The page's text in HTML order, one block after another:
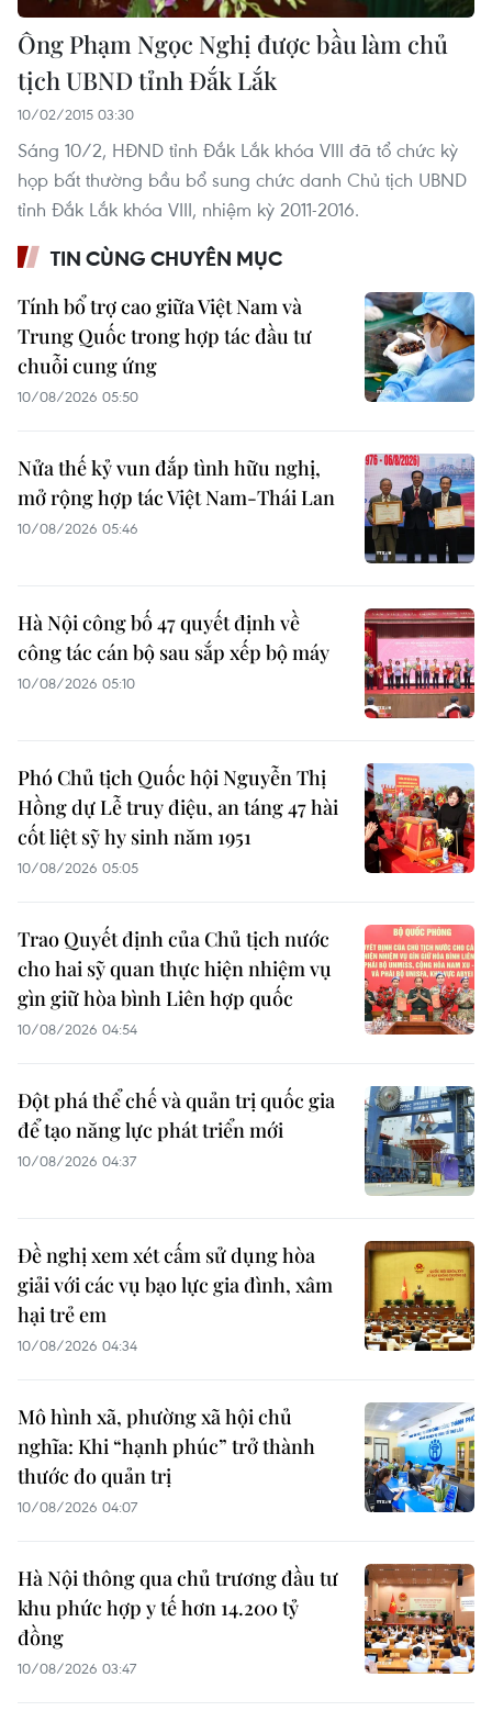
Ông Phạm Ngọc Nghị được bầu làm chủ
tịch UBND tỉnh Đắk Lắk
10/02/2015 03:30
Sáng 10/2, HĐND tỉnh Đắk Lắk khóa VIII đã tổ chức kỳ
họp bất thường bầu bổ sung chức danh Chủ tịch UBND
tỉnh Đắk Lắk khóa VIII, nhiệm kỳ 2011-2016.
TIN CÙNG CHUYÊN MỤC
Tính bổ trợ cao giữa Việt Nam và
Trung Quốc trong hợp tác đầu tư
chuỗi cung ứng
10/08/2026 05:50
Nửa thế kỷ vun đắp tình hữu nghị,
mở rộng hợp tác Việt Nam-Thái Lan
10/08/2026 05:46
Hà Nội công bố 47 quyết định về
công tác cán bộ sau sắp xếp bộ máy
10/08/2026 05:10
Phó Chủ tịch Quốc hội Nguyễn Thị
Hồng dự Lễ truy điệu, an táng 47 hài
cốt liệt sỹ hy sinh năm 1951
10/08/2026 05:05
Trao Quyết định của Chủ tịch nước
cho hai sỹ quan thực hiện nhiệm vụ
gìn giữ hòa bình Liên hợp quốc
10/08/2026 04:54
Đột phá thể chế và quản trị quốc gia
để tạo năng lực phát triển mới
10/08/2026 04:37
Đề nghị xem xét cấm sử dụng hòa
giải với các vụ bạo lực gia đình, xâm
hại trẻ em
10/08/2026 04:34
Mô hình xã, phường xã hội chủ
nghĩa: Khi “hạnh phúc” trở thành
thước đo quản trị
10/08/2026 04:07
Hà Nội thông qua chủ trương đầu tư
khu phức hợp y tế hơn 14.200 tỷ
đồng
10/08/2026 03:47